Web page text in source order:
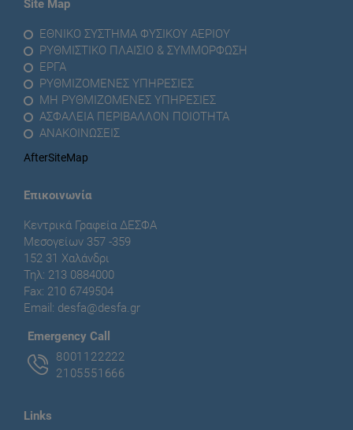
Site Map
ΕΘΝΙΚΟ ΣΥΣΤΗΜΑ ΦΥΣΙΚΟΥ ΑΕΡΙΟΥ
ΡΥΘΜΙΣΤΙΚΟ ΠΛΑΙΣΙΟ & ΣΥΜΜΟΡΦΩΣΗ
ΕΡΓΑ
ΡΥΘΜΙΖΟΜΕΝΕΣ ΥΠΗΡΕΣΙΕΣ
ΜΗ ΡΥΘΜΙΖΟΜΕΝΕΣ ΥΠΗΡΕΣΙΕΣ
ΑΣΦΑΛΕΙΑ ΠΕΡΙΒΑΛΛΟΝ ΠΟΙΟΤΗΤΑ
ΑΝΑΚΟΙΝΩΣΕΙΣ
AfterSiteMap
Επικοινωνία
Κεντρικά Γραφεία ΔΕΣΦΑ
Μεσογείων 357 -359
152 31 Χαλάνδρι
Τηλ: 213 0884000
Fax: 210 6749504
Email: desfa@desfa.gr
Εmergency Call
8001122222
2105551666
Links